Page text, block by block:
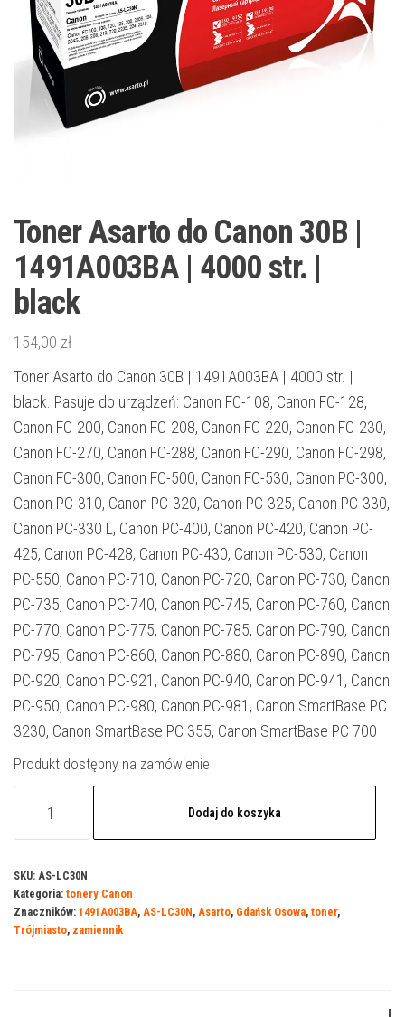
Toner Asarto do Canon 30B |
1491A003BA | 4000 str. |
black
154,00 zł
Toner Asarto do Canon 30B | 1491A003BA | 4000 str. |
black. Pasuje do urządzeń: Canon FC-108, Canon FC-128,
Canon FC-200, Canon FC-208, Canon FC-220, Canon FC-230,
Canon FC-270, Canon FC-288, Canon FC-290, Canon FC-298,
Canon FC-300, Canon FC-500, Canon FC-530, Canon PC-300,
Canon PC-310, Canon PC-320, Canon PC-325, Canon PC-330,
Canon PC-330 L, Canon PC-400, Canon PC-420, Canon PC-
425, Canon PC-428, Canon PC-430, Canon PC-530, Canon
PC-550, Canon PC-710, Canon PC-720, Canon PC-730, Canon
PC-735, Canon PC-740, Canon PC-745, Canon PC-760, Canon
PC-770, Canon PC-775, Canon PC-785, Canon PC-790, Canon
PC-795, Canon PC-860, Canon PC-880, Canon PC-890, Canon
PC-920, Canon PC-921, Canon PC-940, Canon PC-941, Canon
PC-950, Canon PC-980, Canon PC-981, Canon SmartBase PC
3230, Canon SmartBase PC 355, Canon SmartBase PC 700
Produkt dostępny na zamówienie
do
Canon
30B
Dodaj do koszyka
SKU: AS-LC30N
Kategoria: tonery Canon
Znaczników: 1491A003BA, AS-LC30N, Asarto, Gdańsk Osowa, toner,
Trójmiasto, zamiennik